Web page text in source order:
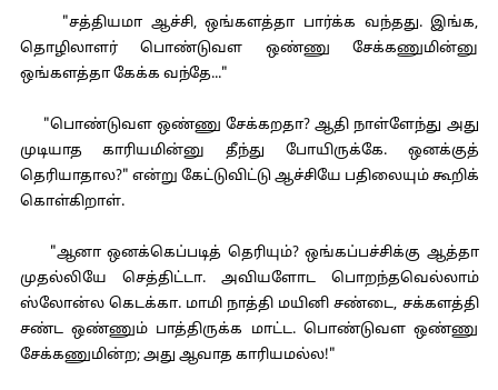
"சத்தியமா ஆச்சி, ஒங்களத்தா பார்க்க வந்தது. இங்க,
தொழிலாளர் பொண்டுவள ஒண்ணு சேக்கணுமின்னு
ஒங்களத்தா கேக்க வந்தே..."
"பொண்டுவள ஒண்ணு சேக்கறதா? ஆதி நாள்ளேந்து அது
முடியாத காரியமின்னு தீந்து போயிருக்கே. ஒனக்குத்
தெரியாதால?" என்று கேட்டுவிட்டு ஆச்சியே பதிலையும் கூறிக்
கொள்கிறாள்.
"ஆனா ஒனக்கெப்படித் தெரியும்? ஒங்கப்பச்சிக்கு ஆத்தா
முதல்லியே செத்திட்டா. அவியளோட பொறந்தவெல்லாம்
ஸ்லோன்ல கெடக்கா. மாமி நாத்தி மயினி சண்டை, சக்களத்தி
சண்ட ஒண்ணும் பாத்திருக்க மாட்ட. பொண்டுவள ஒண்ணு
சேக்கணுமின்ற; அது ஆவாத காரியமல்ல!"